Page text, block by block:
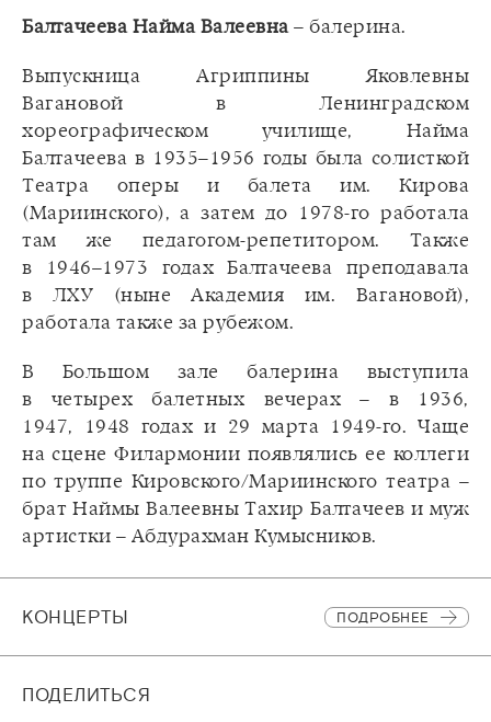
Балтачеева Найма Валеевна– балерина.
Выпускница Агриппины Яковлевны
Вагановой в Ленинградском
хореографическом училище, Найма
Балтачеева в 1935–1956 годы была солисткой
Театра оперы и балета им. Кирова
(Мариинского), а затем до 1978-го работала
там же педагогом-репетитором. Также
в 1946–1973 годах Балтачеева преподавала
в ЛХУ (ныне Академия им. Вагановой),
работала также за рубежом.
В Большом зале балерина выступила
в четырех балетных вечерах – в 1936,
1947, 1948 годах и 29 марта 1949-го. Чаще
на сцене Филармонии появлялись ее коллеги
по труппе Кировского/Мариинского театра –
брат Наймы Валеевны Тахир Балтачеев и муж
артистки – Абдурахман Кумысников.
КОНЦЕРТЫ ПОДРОБНЕЕ
ПОДЕЛИТЬСЯ